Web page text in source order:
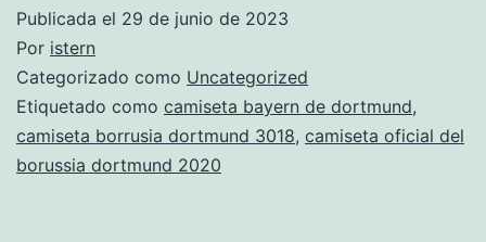
Publicada el 29 de junio de 2023
Por istern
Categorizado como Uncategorized
Etiquetado como camiseta bayern de dortmund,
camiseta borrusia dortmund 3018, camiseta oficial del
borussia dortmund 2020